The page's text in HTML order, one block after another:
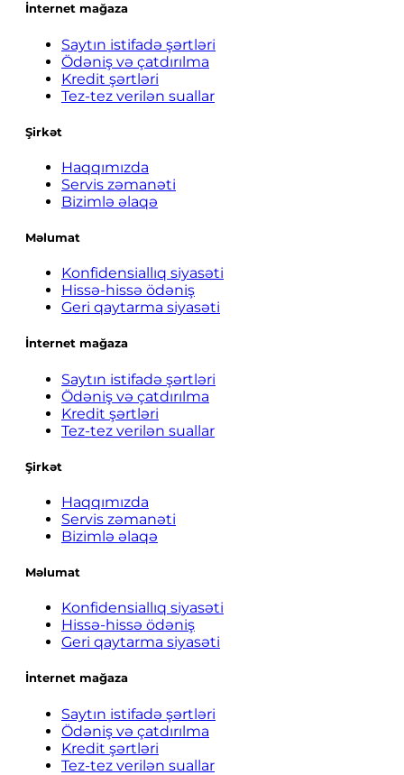
İnternet mağaza
Saytın istifadə şərtləri
Ödəniş və çatdırılma
Kredit şərtləri
Tez-tez verilən suallar
Şirkət
Haqqımızda
Servis zəmanəti
Bizimlə əlaqə
Məlumat
Konfidensiallıq siyasəti
Hissə-hissə ödəniş
Geri qaytarma siyasəti
İnternet mağaza
Saytın istifadə şərtləri
Ödəniş və çatdırılma
Kredit şərtləri
Tez-tez verilən suallar
Şirkət
Haqqımızda
Servis zəmanəti
Bizimlə əlaqə
Məlumat
Konfidensiallıq siyasəti
Hissə-hissə ödəniş
Geri qaytarma siyasəti
İnternet mağaza
Saytın istifadə şərtləri
Ödəniş və çatdırılma
Kredit şərtləri
Tez-tez verilən suallar